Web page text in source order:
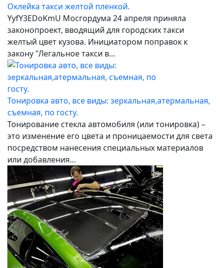
Оклейка такси желтой пленкой.
YyfY3EDoKmU Мосгордума 24 апреля приняла
законопроект, вводящий для городских такси
желтый цвет кузова. Инициатором поправок к
закону "Легальное такси в…
Тонировка авто, все виды: зеркальная,атермальная,
съемная, по госту.
Тонирование стекла автомобиля (или тонировка) –
это изменение его цвета и проницаемости для света
посредством нанесения специальных материалов
или добавления…